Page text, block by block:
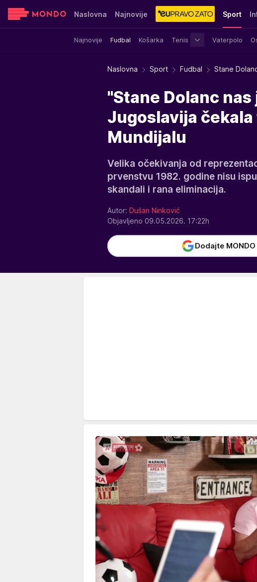
Naslovna Najnovije Sport
Najnovije Fudbal Košarka Tenis Vaterpolo
Sensa Stvar ukusa Yumama
Naslovna Sport Fudbal Stane
"Stane Dolanc
Jugoslavija
Mundijalu
Velika očekivanja od
prvenstvu 1982. godine nisu
skandali i rana eliminacija.
Autor: Dušan Ninković
Objavljeno 09.05.2026. 17:22h
Dodajte